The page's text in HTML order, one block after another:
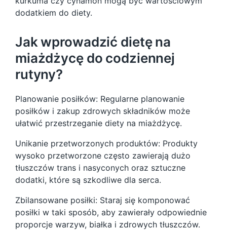
dodatkiem do diety.
Jak wprowadzić dietę na
miażdżycę do codziennej
rutyny?
Planowanie posiłków: Regularne planowanie
posiłków i zakup zdrowych składników może
ułatwić przestrzeganie diety na miażdżycę.
Unikanie przetworzonych produktów: Produkty
wysoko przetworzone często zawierają dużo
tłuszczów trans i nasyconych oraz sztuczne
dodatki, które są szkodliwe dla serca.
Zbilansowane posiłki: Staraj się komponować
posiłki w taki sposób, aby zawierały odpowiednie
proporcje warzyw, białka i zdrowych tłuszczów.